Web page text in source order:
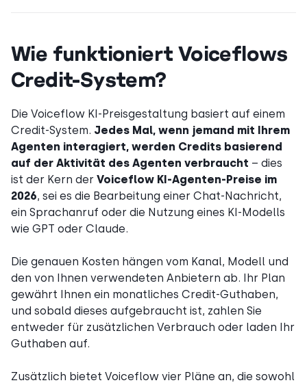
Wie funktioniert Voiceflows
Credit-System?
Die Voiceflow KI-Preisgestaltung basiert auf einem
Credit-System. Jedes Mal, wenn jemand mit Ihrem
Agenten interagiert, werden Credits basierend
auf der Aktivität des Agenten verbraucht – dies
ist der Kern der Voiceflow KI-Agenten-Preise im
2026, sei es die Bearbeitung einer Chat-Nachricht,
ein Sprachanruf oder die Nutzung eines KI-Modells
wie GPT oder Claude.
Die genauen Kosten hängen vom Kanal, Modell und
den von Ihnen verwendeten Anbietern ab. Ihr Plan
gewährt Ihnen ein monatliches Credit-Guthaben,
und sobald dieses aufgebraucht ist, zahlen Sie
entweder für zusätzlichen Verbrauch oder laden Ihr
Guthaben auf.
Zusätzlich bietet Voiceflow vier Pläne an, die sowohl